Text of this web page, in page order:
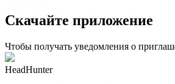
Скачайте приложение
Чтобы получать уведомления о
HeadHunter